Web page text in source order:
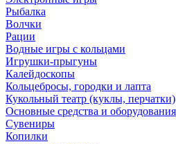
Рыбалка
Волчки
Рации
Водные игры с кольцами
Игрушки-прыгуны
Калейдоскопы
Кольцебросы, городки и лапта
Кукольный театр (куклы, перчатки)
Основные средства и оборудования
Сувениры
Копилки